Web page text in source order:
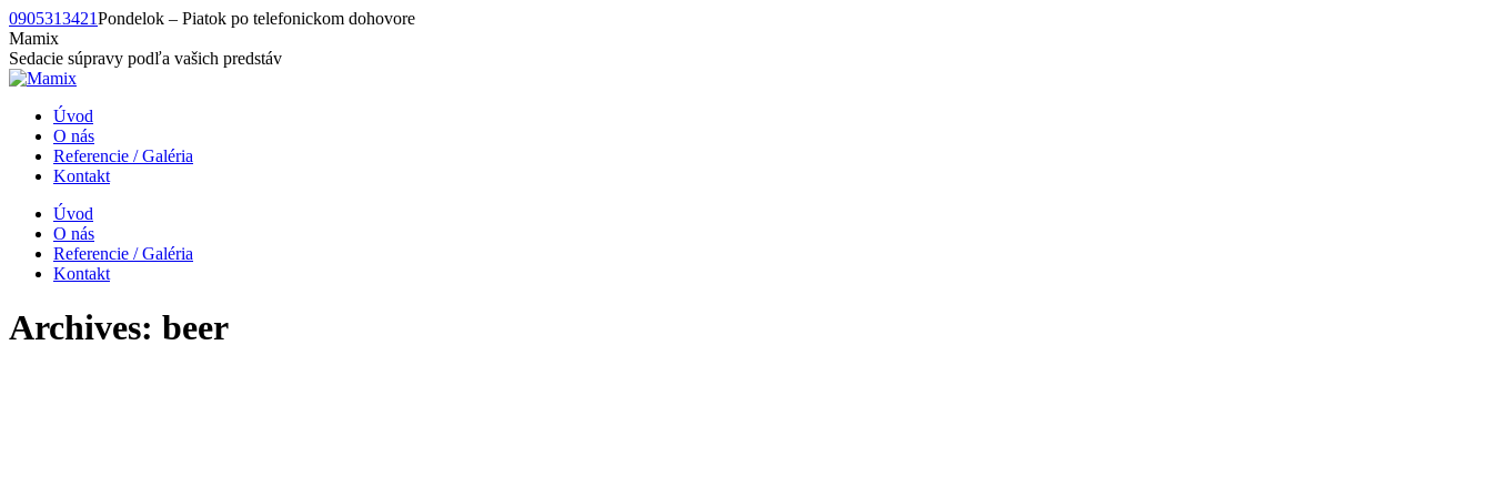
Skip
to
content
0905313421Pondelok – Piatok po telefonickom dohovore
Mamix
Sedacie súpravy podľa vašich predstáv
Úvod
O nás
Referencie / Galéria
Kontakt
Úvod
O nás
Referencie / Galéria
Kontakt
Archives: beer